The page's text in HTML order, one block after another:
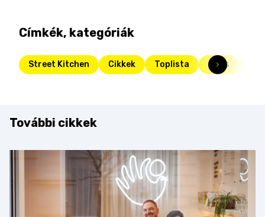
Címkék, kategóriák
Street Kitchen Cikkek Toplista Friss
További cikkek